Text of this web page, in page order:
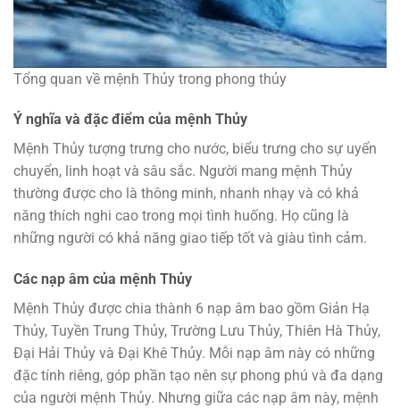
Tổng quan về mệnh Thủy trong phong thủy
Ý nghĩa và đặc điểm của mệnh Thủy
Mệnh Thủy tượng trưng cho nước, biểu trưng cho sự uyển
chuyển, linh hoạt và sâu sắc. Người mang mệnh Thủy
thường được cho là thông minh, nhanh nhạy và có khả
năng thích nghi cao trong mọi tình huống. Họ cũng là
những người có khả năng giao tiếp tốt và giàu tình cảm.
Các nạp âm của mệnh Thủy
Mệnh Thủy được chia thành 6 nạp âm bao gồm Giản Hạ
Thủy, Tuyền Trung Thủy, Trường Lưu Thủy, Thiên Hà Thủy,
Đại Hải Thủy và Đại Khê Thủy. Mỗi nạp âm này có những
đặc tính riêng, góp phần tạo nên sự phong phú và đa dạng
của người mệnh Thủy. Nhưng giữa các nạp âm này, mệnh